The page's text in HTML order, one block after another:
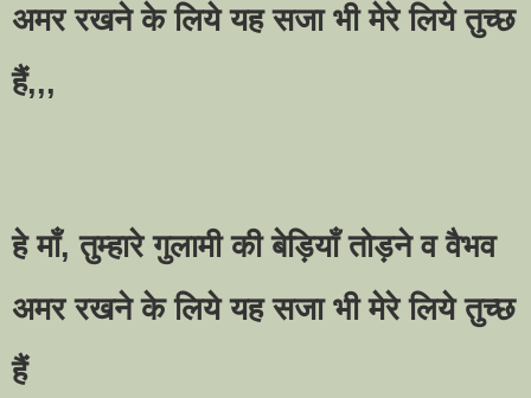
अमर रखने के लिये यह सजा भी मेरे लिये तुच्छ
हैं,,,
हे माँ, तुम्हारे गुलामी की बेड़ियाँ तोड़ने व वैभव
अमर रखने के लिये यह सजा भी मेरे लिये तुच्छ
हैं